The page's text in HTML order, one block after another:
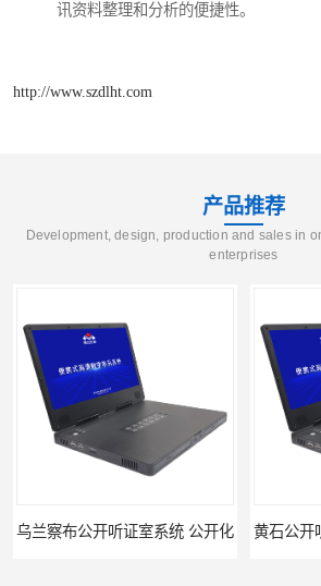
讯资料整理和分析的便捷性。​
http://www.szdlht.com
产品推荐
Development, design, production and sales in
enterprises
乌兰察布公开听证室系统 公开化 黄石公开